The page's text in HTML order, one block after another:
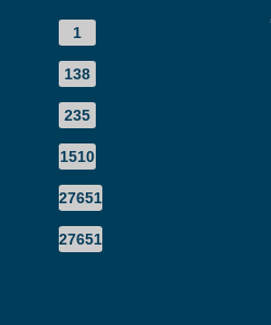
1
138
235
1510
27651
27651